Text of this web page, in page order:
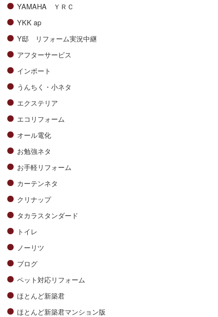
YAMAHA ＹＲＣ
YKK ap
Y邸 リフォーム実況中継
アフターサービス
インポート
うんちく・小ネタ
エクステリア
エコリフォーム
オール電化
お勉強ネタ
お手軽リフォーム
カーテンネタ
クリナップ
タカラスタンダード
トイレ
ノーリツ
ブログ
ペット対応リフォーム
ほとんど新築君
ほとんど新築君マンション版